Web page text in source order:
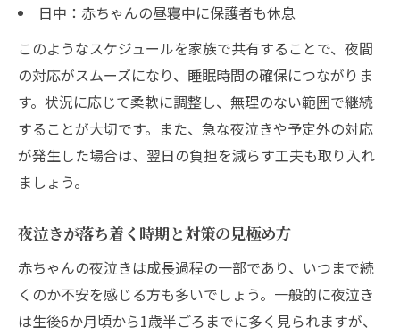
日中：赤ちゃんの昼寝中に保護者も休息
このようなスケジュールを家族で共有することで、夜間
の対応がスムーズになり、睡眠時間の確保につながりま
す。状況に応じて柔軟に調整し、無理のない範囲で継続
することが大切です。また、急な夜泣きや予定外の対応
が発生した場合は、翌日の負担を減らす工夫も取り入れ
ましょう。
夜泣きが落ち着く時期と対策の見極め方
赤ちゃんの夜泣きは成長過程の一部であり、いつまで続
くのか不安を感じる方も多いでしょう。一般的に夜泣き
は生後6か月頃から1歳半ごろまでに多く見られますが、